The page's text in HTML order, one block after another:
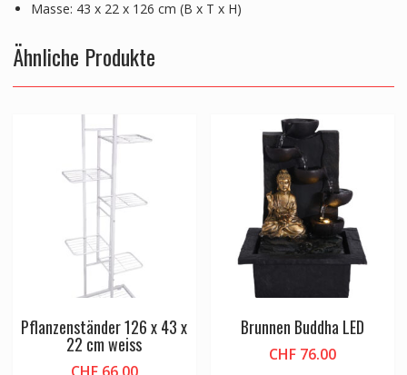
Masse: 43 x 22 x 126 cm (B x T x H)
Ähnliche Produkte
Pflanzenständer 126 x 43 x
22 cm weiss
Brunnen Buddha LED
CHF 76.00